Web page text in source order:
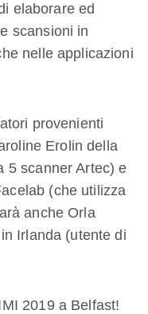
elaborare ed
scansioni in
nelle applicazioni
provenienti
Erolin della
5 scanner Artec) e
(che utilizza
anche Orla
Irlanda (utente di
2019 a Belfast!